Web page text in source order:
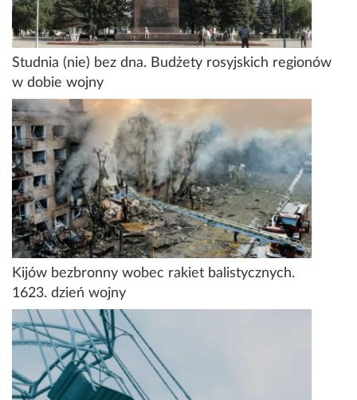
Studnia (nie) bez dna. Budżety rosyjskich regionów
w dobie wojny
Kijów bezbronny wobec rakiet balistycznych.
1623. dzień wojny